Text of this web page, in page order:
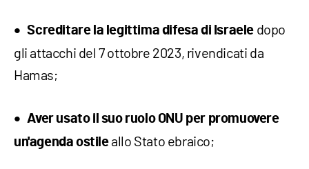
Screditare la legittima difesa di Israeledopo
gli attacchi del 7 ottobre 2023, rivendicati da
Hamas;
Aver usato il suo ruolo ONU per promuovere
un'agenda ostileallo Stato ebraico;